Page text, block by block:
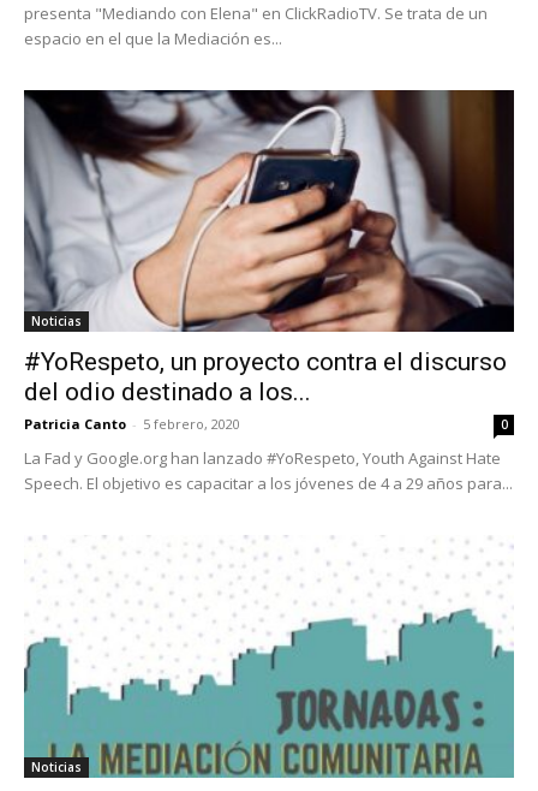
presenta "Mediando con Elena" en ClickRadioTV. Se trata de un
espacio en el que la Mediación es...
Noticias
#YoRespeto, un proyecto contra el discurso
del odio destinado a los...
Patricia Canto - 5 febrero, 2020 0
La Fad y Google.org han lanzado #YoRespeto, Youth Against Hate
Speech. El objetivo es capacitar a los jóvenes de 4 a 29 años para...
Noticias